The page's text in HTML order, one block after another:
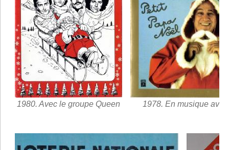
1980. Avec le groupe Queen 1978. En musique